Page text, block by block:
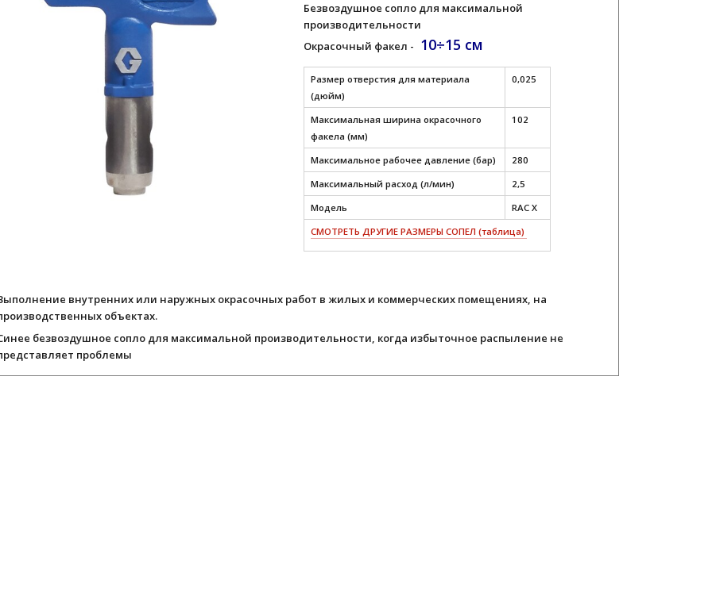
Безвоздушное сопло для максимальной
производительности
Окрасочный факел - 10÷15 см
Размер отверстия для материала
(дюйм)
0,025
Максимальная ширина окрасочного
факела (мм)
102
Максимальное рабочее давление (бар)
280
Максимальный расход (л/мин)
2,5
Модель
RAC X
СМОТРЕТЬ ДРУГИЕ РАЗМЕРЫ СОПЕЛ (таблица)
внутренних или наружных окрасочных работ в жилых и коммерческих помещениях, на
объектах.
безвоздушное сопло для максимальной производительности, когда избыточное распыление не
проблемы